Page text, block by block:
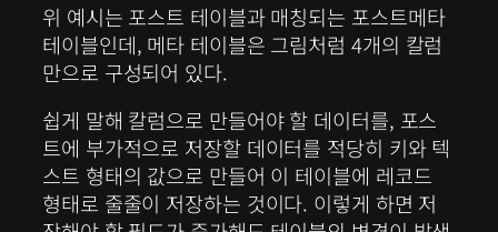
위 예시는 포스트 테이블과 매칭되는 포스트메타
테이블인데, 메타 테이블은 그림처럼 4개의 칼럼
만으로 구성되어 있다.
쉽게 말해 칼럼으로 만들어야 할 데이터를, 포스
트에 부가적으로 저장할 데이터를 적당히 키와 텍
스트 형태의 값으로 만들어 이 테이블에 레코드
형태로 줄줄이 저장하는 것이다. 이렇게 하면 저